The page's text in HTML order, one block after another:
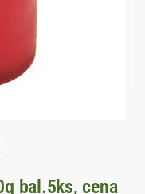
bal.5ks, cena